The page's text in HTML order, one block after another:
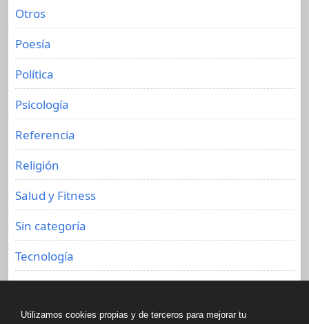
Otros
Poesía
Política
Psicología
Referencia
Religión
Salud y Fitness
Sin categoría
Tecnología
Utilizamos cookies propias y de terceros para mejorar tu